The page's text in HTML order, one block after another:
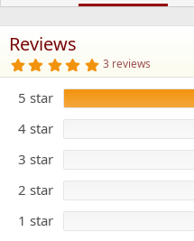
ử
i
o
n
a
t
Reviews
5
.
0
0
s
a
r
s
3 reviews
5 star
4 star
3 star
2 star
1 star